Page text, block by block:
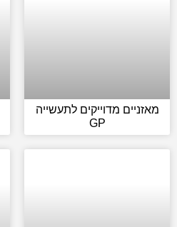
מאזניים מדוייקים לתעשייה
GP